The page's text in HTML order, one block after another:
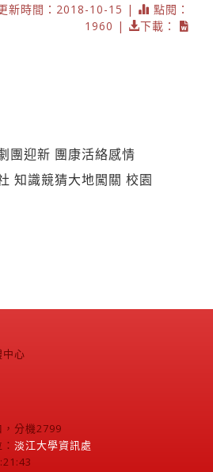
新時間：2018-10-15 |
點閱：
1960 |
下載：
團迎新 團康活絡感情
知識競猜大地闖關 校園
心
分機2799
淡江大學資訊處